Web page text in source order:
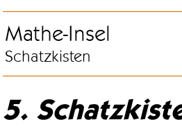
Mathe-Insel
Schatzkisten
5.